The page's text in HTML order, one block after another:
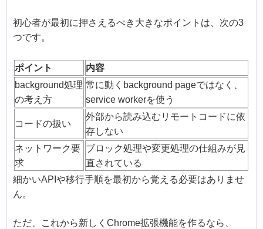
初心者が最初に押さえるべき大きなポイントは、次の3
つです。
ポイント
内容
background処理
の考え方
常に動くbackground pageではなく、
service workerを使う
コードの扱い
外部から読み込むリモートコードに依
存しない
ネットワーク要
求
ブロック処理や変更処理の仕組みが見
直されている
細かいAPIや移行手順を最初から覚える必要はありませ
ん。
ただ、これから新しくChrome拡張機能を作るなら、